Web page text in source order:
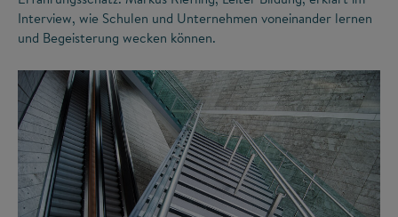
Interview, wie Schulen und Unternehmen voneinander lernen
und Begeisterung wecken können.